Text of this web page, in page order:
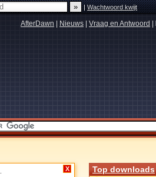
|Wachtwoord kwijt
AfterDawn Nieuws Vraag en Antwoord
X Top downloads